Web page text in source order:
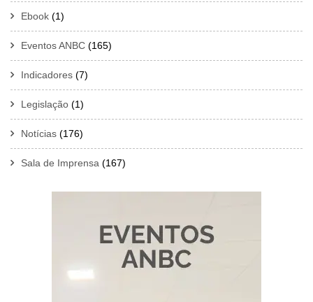
Ebook (1)
Eventos ANBC (165)
Indicadores (7)
Legislação (1)
Notícias (176)
Sala de Imprensa (167)